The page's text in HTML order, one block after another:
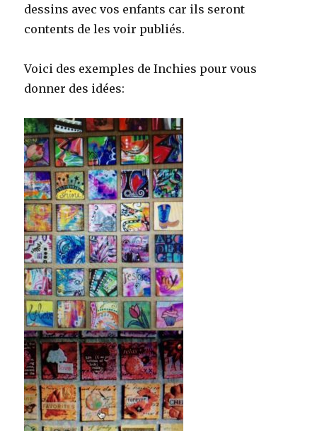
dessins avec vos enfants car ils seront
contents de les voir publiés.
Voici des exemples de Inchies pour vous
donner des idées: